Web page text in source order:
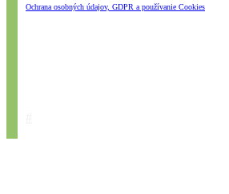
Ochrana osobných údajov, GDPR a používanie Cookies